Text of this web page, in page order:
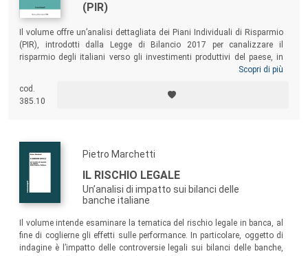
(PIR)
Il volume offre un’analisi dettagliata dei Piani Individuali di Risparmio
(PIR), introdotti dalla Legge di Bilancio 2017 per canalizzare il
risparmio degli italiani verso gli investimenti produttivi del paese, in
particolare nel segmento delle piccole e medie imprese, e raggiungere
imprenditoriale italiano e convogliare parte della liquidità
potenzialmente disponibile sui mercati dei capitali verso le imprese del
Scopri di più
cod.
385.10
Pietro Marchetti
IL RISCHIO LEGALE
Un’analisi di impatto sui bilanci delle
banche italiane
Il volume intende esaminare la tematica del rischio legale in banca, al
fine di coglierne gli effetti sulle performance. In particolare, oggetto di
indagine è l’impatto delle controversie legali sui bilanci delle banche,